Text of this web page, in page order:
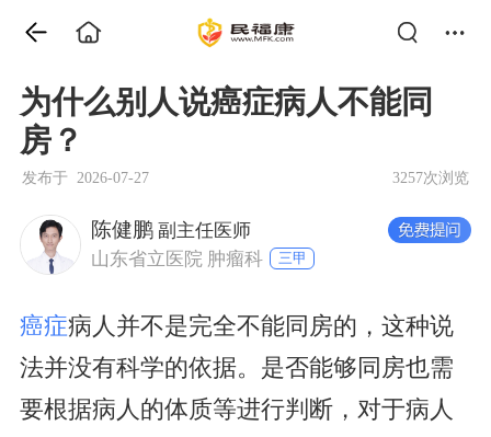
为什么别人说癌症病人不能同
房？
发布于 2026-07-27 3257次浏览
陈健鹏 副主任医师
山东省立医院 肿瘤科
三甲
癌症病人并不是完全不能同房的，这种说
法并没有科学的依据。是否能够同房也需
要根据病人的体质等进行判断，对于病人